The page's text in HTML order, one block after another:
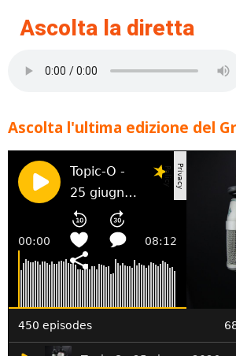
Ascolta la diretta
Ascolta l'ultima edizione del Gr